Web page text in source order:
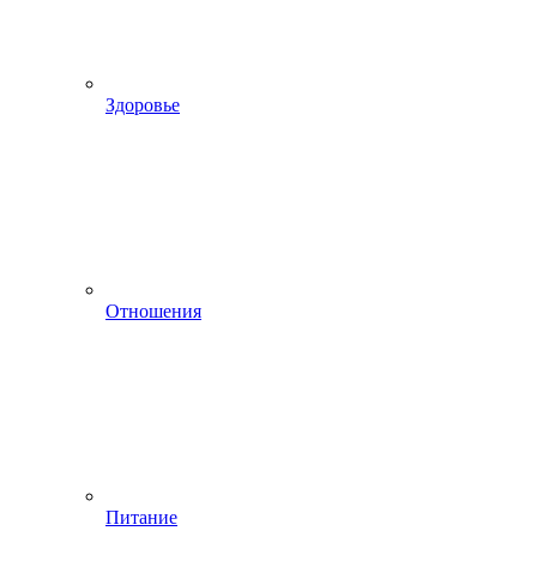
Здоровье
Отношения
Питание